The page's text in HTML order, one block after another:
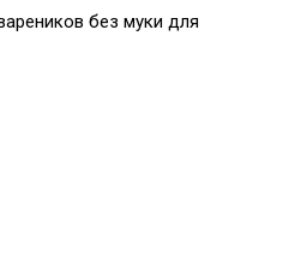
без муки для